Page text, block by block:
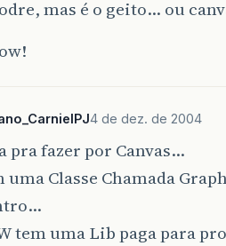
mas é o geito… ou
4 de dez. de 2004
pra fazer por Canvas…
uma Classe Chamada
tem uma Lib paga para